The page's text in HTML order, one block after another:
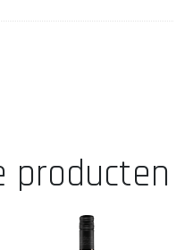
producten